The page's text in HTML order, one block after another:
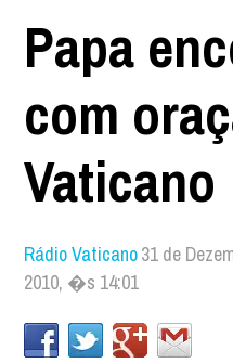
Papa
com
Vaticano
Rádio Vaticano31 de
2010, �s 14:01